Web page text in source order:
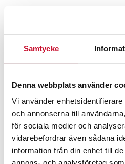
Samtycke
Denna webbplats använder
Vi använder
och annonserna till
för sociala medier och
vidarebefordrar även sådana
information från din enhet till
Tekniska Specifikationer:
-Insida i polyester.
-Silikonisolerat spirallindat
-Justerbara snabbfrigörande
-Uppvärmningstidens längd
med vatten med början från
2x1000W-värmare och